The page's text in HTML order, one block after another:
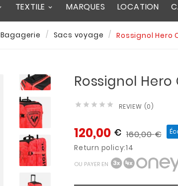
TEXTILE MARQUES LOCATION
Bagagerie Sacs voyage Rossignol Hero
Rossignol
     REVIEW (0)
120,00 € 160,00€
Return policy:14
OU PAYER EN